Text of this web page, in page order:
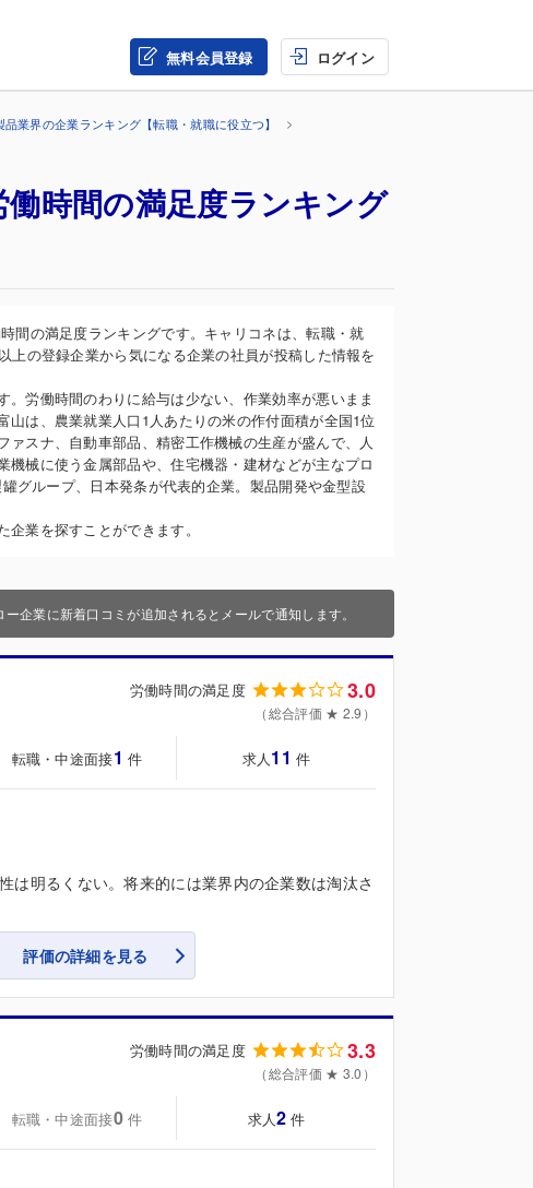
無料会員登録 ログイン
業界の企業ランキング【転職・就職に役立つ】
時間の満足度ランキング
間の満足度ランキングです。キャリコネは、転職・就
の登録企業から気になる企業の社員が投稿した情報を
労働時間のわりに給与は少ない、作業効率が悪いまま
は、農業就業人口1人あたりの米の作付面積が全国1位
スナ、自動車部品、精密工作機械の生産が盛んで、人
械に使う金属部品や、住宅機器・建材などが主なプロ
グループ、日本発条が代表的企業。製品開発や金型設
業を探すことができます。
企業に新着口コミが追加されるとメールで通知します。
労働時間の満足度 3.0
（総合評価 ★ 2.9）
転職・中途面接1 件 求人 11 件
は明るくない。将来的には業界内の企業数は淘汰さ
評価の詳細を見る
労働時間の満足度 3.3
（総合評価 ★ 3.0）
転職・中途面接0 件 求人2 件